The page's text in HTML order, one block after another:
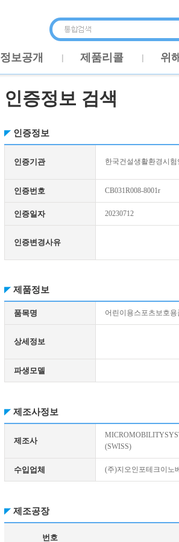
정보공개 제품리콜 위
인증정보 검색
인증정보
인증기관 한국건설생활환경시
인증번호 CB031R008-8001r
인증일자 20230712
인증변경사유
제품정보
품목명 어린이용스포츠보호용
상세정보
파생모델
제조사정보
제조사
(SWISS)
수입업체 (주)지오인포테크이노
제조공장
번호